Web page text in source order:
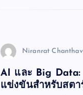
Niranrat
AI และ Big Data:
แข่งขันสำหรับสตา